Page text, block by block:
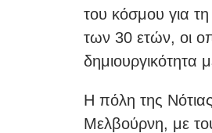
του κόσμου για
των 30 ετών, οι
δημιουργικότητα
Η πόλη της
Μελβούρνη, με